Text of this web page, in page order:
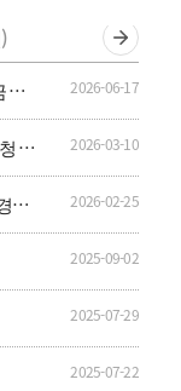
2026-06-17
안
2026-03-10
진
2026-02-25
2025-09-02
2025-07-29
2025-07-22